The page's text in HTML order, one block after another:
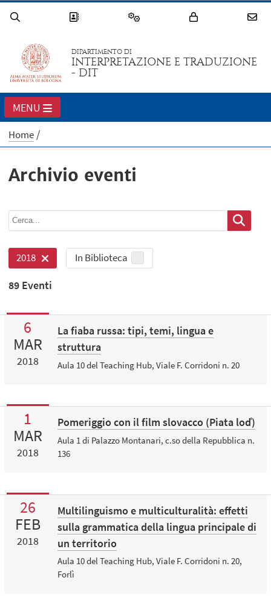
DIPARTIMENTO DI
INTERPRETAZIONE E TRADUZIONE
- DIT
MENU
Home
Archivio eventi
2018 In Biblioteca
89 Eventi
6
MAR
2018
La fiaba russa: tipi, temi, lingua e
struttura
Aula 10 del Teaching Hub, Viale F. Corridoni n. 20
1
MAR
2018
Pomeriggio con il film slovacco (Piata loď)
Aula 1 di Palazzo Montanari, c.so della Repubblica n.
136
26
FEB
2018
Multilinguismo e multiculturalità: effetti
sulla grammatica della lingua principale di
un territorio
Aula 10 del Teaching Hub, Viale F. Corridoni n. 20,
Forlì